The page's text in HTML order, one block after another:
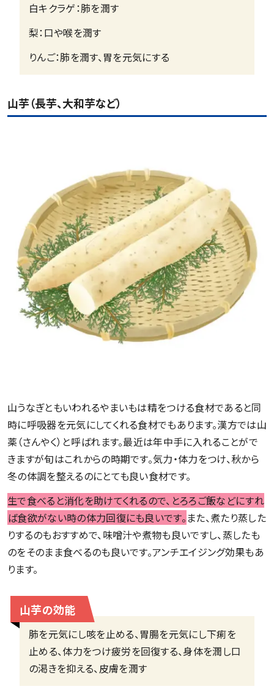
白キクラゲ：肺を潤す
梨：口や喉を潤す
りんご：肺を潤す、胃を元気にする
山芋（長芋、大和芋など）
山うなぎともいわれるやまいもは精をつける食材であると同
時に呼吸器を元気にしてくれる食材でもあります。漢方では山
薬（さんやく）と呼ばれます。最近は年中手に入れることがで
きますが旬はこれからの時期です。気力・体力をつけ、秋から
冬の体調を整えるのにとても良い食材です。
生で食べると消化を助けてくれるので、とろろご飯などにすれ
ば食欲がない時の体力回復にも良いです。 また、煮たり蒸した
りするのもおすすめで、味噌汁や煮物も良いですし、蒸したも
のをそのまま食べるのも良いです。アンチエイジング効果もあ
ります。
山芋の効能
肺を元気にし咳を止める、胃腸を元気にし下痢を
止める、体力をつけ疲労を回復する、身体を潤し口
の渇きを抑える、皮膚を潤す